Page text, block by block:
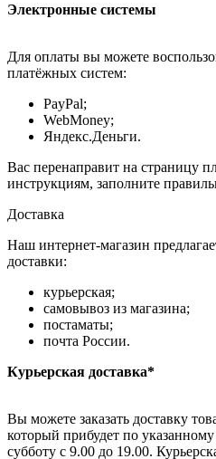
Электронные системы
Для оплаты вы можете
платёжных систем:
PayPal;
WebMoney;
Яндекс.Деньги.
Вас перенаправит на страницу
инструкциям, заполните
Доставка
Наш интернет-магазин
доставки:
курьерская;
самовывоз из магазина;
постаматы;
почта России.
Курьерская доставка*
Вы можете заказать доставку
который прибудет по
субботу с 9.00 до 19.00.